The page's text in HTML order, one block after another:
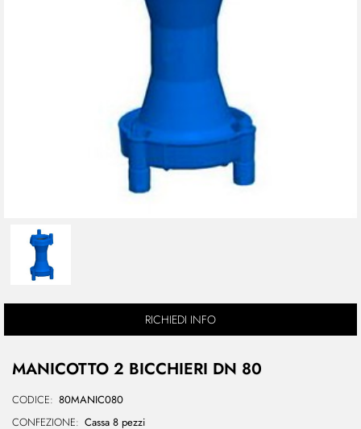
RICHIEDI INFO
MANICOTTO 2 BICCHIERI DN 80
CODICE: 80MANIC080
CONFEZIONE: Cassa 8 pezzi